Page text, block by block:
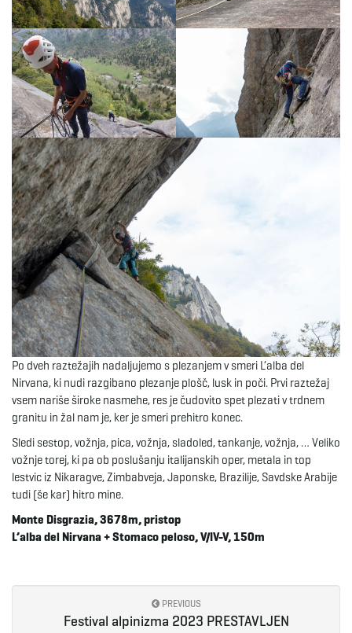
Po dveh raztežajih nadaljujemo s plezanjem v smeri L’alba del
Nirvana, ki nudi razgibano plezanje plošč, lusk in poči. Prvi raztežaj
vsem nariše široke nasmehe, res je čudovito spet plezati v trdnem
granitu in žal nam je, ker je smeri prehitro konec.
Sledi sestop, vožnja, pica, vožnja, sladoled, tankanje, vožnja, … Veliko
vožnje torej, ki pa ob poslušanju italijanskih oper, metala in top
lestvic iz Nikaragve, Zimbabveja, Japonske, Brazilije, Savdske Arabije
tudi (še kar) hitro mine.
Monte Disgrazia, 3678m, pristop
L’alba del Nirvana + Stomaco peloso, V/IV-V, 150m
PREVIOUS
Festival alpinizma 2023 PRESTAVLJEN